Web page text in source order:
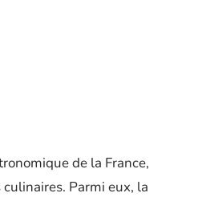
de la France,
Parmi eux, la